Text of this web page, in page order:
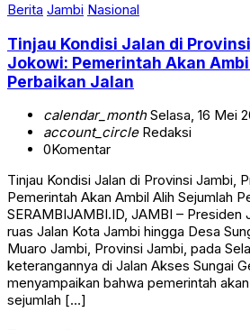
Berita Jambi Nasional
Tinjau Kondisi Jalan di
Jokowi: Pemerintah Akan
Perbaikan Jalan
calendar_monthSelasa, 16 Mei
account_circleRedaksi
0Komentar
Tinjau Kondisi Jalan di Provinsi Jambi,
Pemerintah Akan Ambil Alih Sejumlah
SERAMBIJAMBI.ID, JAMBI – Presiden
ruas Jalan Kota Jambi hingga Desa
Muaro Jambi, Provinsi Jambi, pada
keterangannya di Jalan Akses Sungai
menyampaikan bahwa pemerintah
sejumlah […]